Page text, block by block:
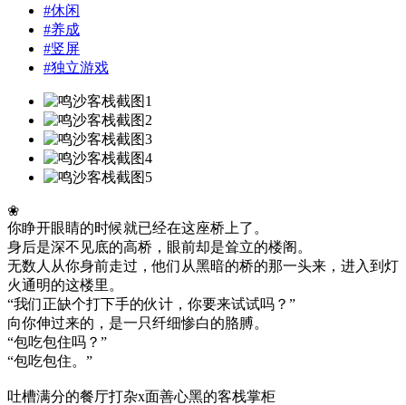
#休闲
#养成
#竖屏
#独立游戏
❀
你睁开眼睛的时候就已经在这座桥上了。
身后是深不见底的高桥，眼前却是耸立的楼阁。
无数人从你身前走过，他们从黑暗的桥的那一头来，进入到灯
火通明的这楼里。
“我们正缺个打下手的伙计，你要来试试吗？”
向你伸过来的，是一只纤细惨白的胳膊。
“包吃包住吗？”
“包吃包住。”
吐槽满分的餐厅打杂x面善心黑的客栈掌柜